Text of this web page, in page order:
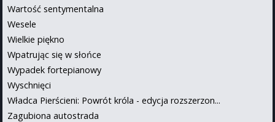
Wartość sentymentalna
Wesele
Wielkie piękno
Wpatrując się w słońce
Wypadek fortepianowy
Wyschnięci
Władca Pierścieni: Powrót króla - edycja rozszerzon...
Zagubiona autostrada